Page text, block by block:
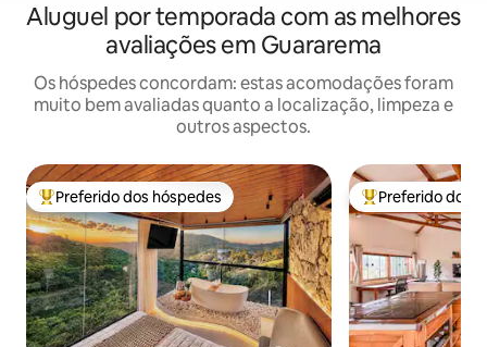
Aluguel por temporada com as melhores
avaliações em Guararema
Os hóspedes concordam: estas acomodações foram
muito bem avaliadas quanto a localização, limpeza e
outros aspectos.
Entre os melhores preferidos dos hóspedes
Preferido dos hóspedes Entre os
Preferido dos